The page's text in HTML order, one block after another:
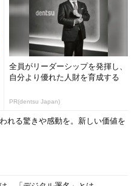
の3％。頑張ったところで国の
かつて取り締まりの対象でしか
今や国の宝として扱っているの
イ教授が「日本はポップカルチ
ーを発信できる」と評した通
らだ。産業規模は小さくても、
ブランド力が他の産業を押し上
求めたい。コンテンツと、他
メントに家電、ファッション、
せ、総掛かりで海外進出を図る
全員がリーダーシップを発揮し、
自分より優れた人財を育成する
PR(dentsu Japan)
れる驚きや感動を。新しい価値を